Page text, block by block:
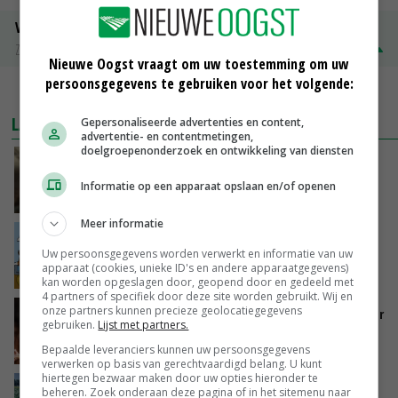
Volle melkpoeder
Zuivel NL
MEER MARKTPRIJZEN
LAATSTE NIEUWS
‘Samenwerking A-ware en Amalthea gaat
zorgen voor meer balans’
groot: Nederland in Europese top
VANDAAG, 15:33
Vlaamse varkensstapel krimpt, pluimveesector
groeit door schaalvergroting
VANDAAG, 15:20
‘Cijfer jezelf niet weg en doe vooral ook waar
Nieuwe Oogst vraagt om uw toestemming om uw
persoonsgegevens te gebruiken voor het volgende:
Gepersonaliseerde advertenties en content,
advertentie- en contentmetingen,
doelgroepenonderzoek en ontwikkeling van diensten
Informatie op een apparaat opslaan en/of openen
Meer informatie
Uw persoonsgegevens worden verwerkt en informatie van uw
apparaat (cookies, unieke ID's en andere apparaatgegevens)
kan worden opgeslagen door, geopend door en gedeeld met
4 partners of specifiek door deze site worden gebruikt. Wij en
onze partners kunnen precieze geolocatiegegevens
gebruiken. Lijst met partners.
Bepaalde leveranciers kunnen uw persoonsgegevens
verwerken op basis van gerechtvaardigd belang. U kunt
hiertegen bezwaar maken door uw opties hieronder te
beheren. Zoek onderaan deze pagina of in het sitemenu naar